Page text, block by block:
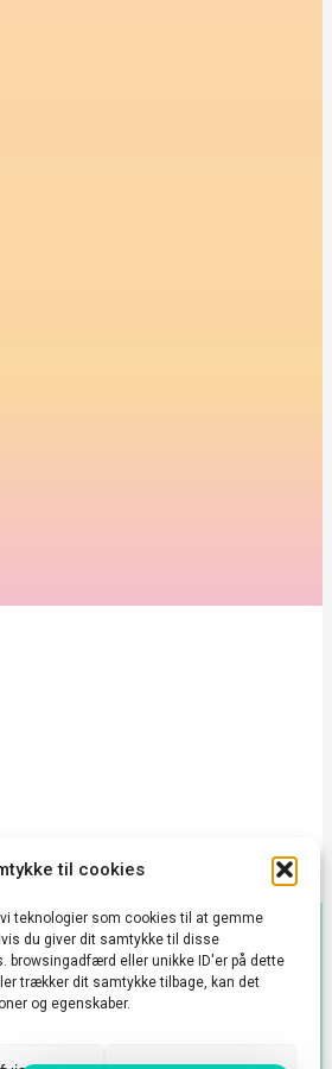
til cookies
teknologier som cookies til at gemme
du giver dit samtykke til disse
browsingadfærd eller unikke ID'er på dette
trækker dit samtykke tilbage, kan det
og egenskaber.